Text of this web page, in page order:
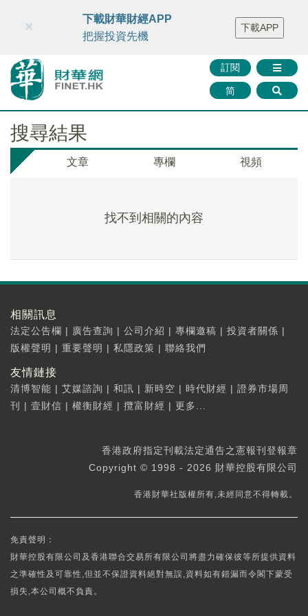
財華智庫網 FINTV FINMETA 財華證券 媒體矩陣
智庫沙龍
聯絡我們
訂閱
简
×
下載財華財經APP
把握投資先機
下載APP
搜尋結果
文章 專欄 視頻
找不到相關的內容
相關訊息
法定公告欄 | 廣告查詢 | 公司介紹 | 專欄邀稿 | 投資者關係 |
版權聲明 | 重要聲明 | 私隱政策 | 聯絡我們
友情鏈接
清博智能 | 艾媒諮詢 | 和訊 | 新時空 | 時代財經 | 證券市場周
刊
| 壹財信 | 權衡財經 | 攬富財經 | 更多...
香港政府指定刊載法定通告之憲報刊登報章
Copyright © 1998 - 2026 財華控股有限公司
香港財華社版權所有,未經同意不得轉載。
免責聲明：
財華控股有限公司及香港聯合交易所有限公司將盡力確保彼等所提供資料
之準確性及可靠性,但並不保證資料絕對無誤,資料如有錯漏而令閣下蒙受
損失,本公司概不負責。